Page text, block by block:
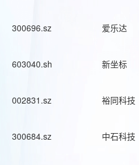
300696.sz 爱乐达
603040.sh 新坐标
002831.sz 裕同科技
300684.sz 中石科技